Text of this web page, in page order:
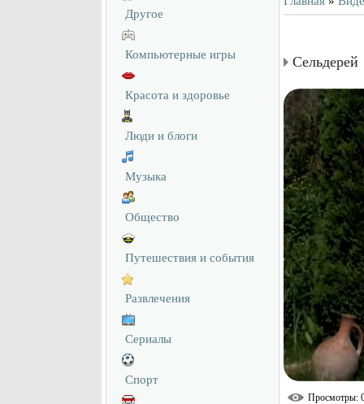
Другое
Компьютерные игры
Красота и здоровье
Люди и блоги
Музыка
Общество
Путешествия и события
Развлечения
Сериалы
Спорт
Сельдерей
Просмотры: